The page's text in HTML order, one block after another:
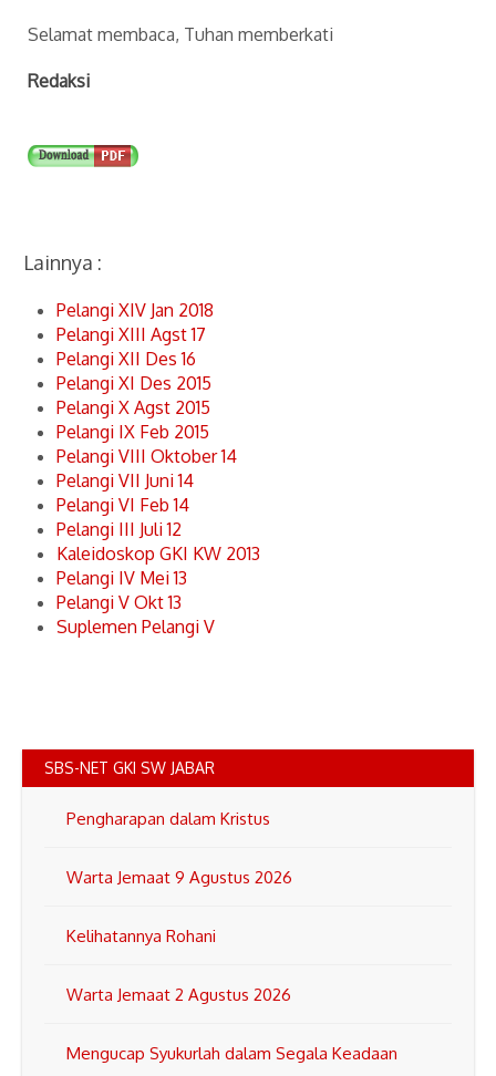
Selamat membaca, Tuhan memberkati
Redaksi
Lainnya :
Pelangi XIV Jan 2018
Pelangi XIII Agst 17
Pelangi XII Des 16
Pelangi XI Des 2015
Pelangi X Agst 2015
Pelangi IX Feb 2015
Pelangi VIII Oktober 14
Pelangi VII Juni 14
Pelangi VI Feb 14
Pelangi III Juli 12
Kaleidoskop GKI KW 2013
Pelangi IV Mei 13
Pelangi V Okt 13
Suplemen Pelangi V
SBS-NET GKI SW JABAR
Pengharapan dalam Kristus
Warta Jemaat 9 Agustus 2026
Kelihatannya Rohani
Warta Jemaat 2 Agustus 2026
Mengucap Syukurlah dalam Segala Keadaan